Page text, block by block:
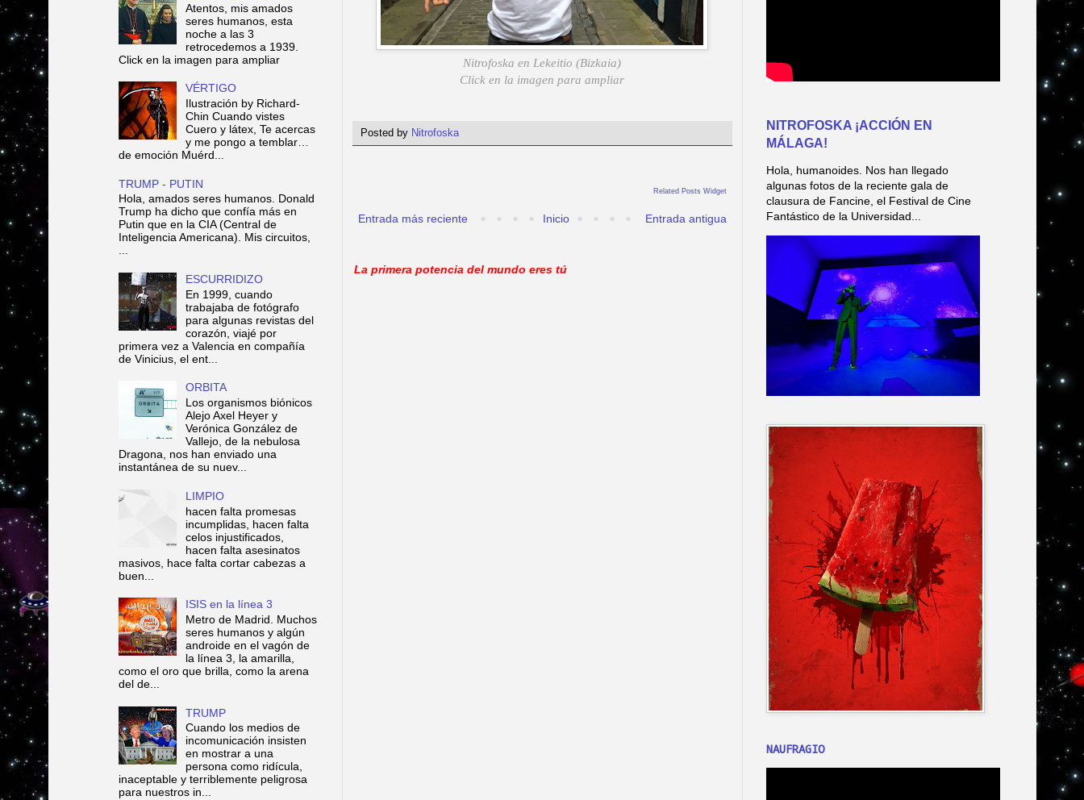
Nitrofoska en Lekeitio (Bizkaia)
Click en la imagen para ampliar
Posted by Nitrofoska
Related Posts Widget
Entrada más reciente Entrada antigua
Inicio
La primera potencia del mundo eres tú
Atentos, mis amados
seres humanos, esta
noche a las 3
retrocedemos a 1939.
Click en la imagen para ampliar
VÉRTIGO
Ilustración by Richard-
Chin Cuando vistes
Cuero y látex, Te acercas
y me pongo a temblar…
de emoción Muérd...
TRUMP - PUTIN
Hola, amados seres humanos. Donald
Trump ha dicho que confía más en
Putin que en la CIA (Central de
Inteligencia Americana). Mis circuitos,
...
ESCURRIDIZO
En 1999, cuando
trabajaba de fotógrafo
para algunas revistas del
corazón, viajé por
primera vez a Valencia en compañía
de Vinicius, el ent...
ORBITA
Los organismos biónicos
Alejo Axel Heyer y
Verónica González de
Vallejo, de la nebulosa
Dragona, nos han enviado una
instantánea de su nuev...
LIMPIO
hacen falta promesas
incumplidas, hacen falta
celos injustificados,
hacen falta asesinatos
masivos, hace falta cortar cabezas a
buen...
ISIS en la línea 3
Metro de Madrid. Muchos
seres humanos y algún
androide en el vagón de
la línea 3, la amarilla,
como el oro que brilla, como la arena
del de...
TRUMP
Cuando los medios de
incomunicación insisten
en mostrar a una
persona como ridícula,
inaceptable y terriblemente peligrosa
para nuestros in...
NITROFOSKA ¡ACCIÓN EN
MÁLAGA!
Hola, humanoides. Nos han llegado
algunas fotos de la reciente gala de
clausura de Fancine, el Festival de Cine
Fantástico de la Universidad...
NAUFRAGIO